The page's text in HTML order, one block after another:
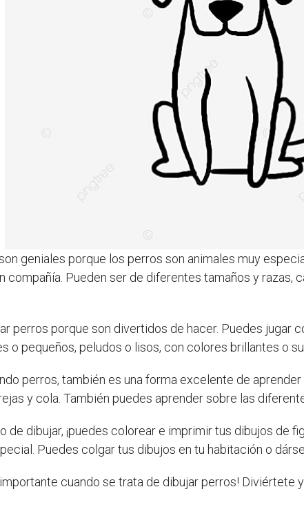
geniales porque los perros son animales muy
compañía. Pueden ser de diferentes tamaños y razas,
perros porque son divertidos de hacer. Puedes jugar
o pequeños, peludos o lisos, con colores brillantes o
perros, también es una forma excelente de
y cola. También puedes aprender sobre las
de dibujar, ¡puedes colorear e imprimir tus dibujos de
Puedes colgar tus dibujos en tu habitación o
cuando se trata de dibujar perros!